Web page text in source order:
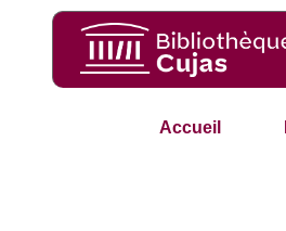
Accueil